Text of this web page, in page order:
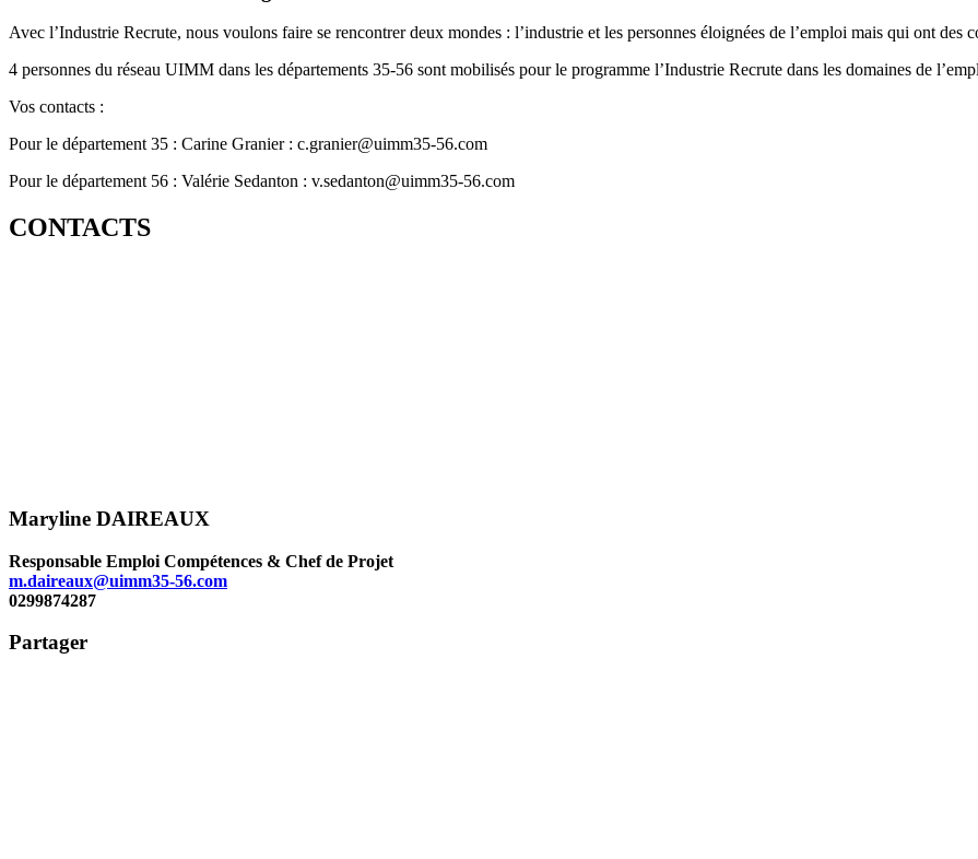
Avec l’Industrie Recrute, nous voulons faire se rencontrer deux mondes : l’industrie et les personnes éloignées de l’emploi mais qui ont des
4 personnes du réseau UIMM dans les départements 35-56 sont mobilisés pour le programme l’Industrie Recrute dans les domaines de
Vos contacts :
Pour le département 35 : Carine Granier : c.granier@uimm35-56.com
Pour le département 56 : Valérie Sedanton : v.sedanton@uimm35-56.com
CONTACTS
Maryline DAIREAUX
Responsable Emploi Compétences & Chef de Projet
m.daireaux@uimm35-56.com
0299874287
Partager